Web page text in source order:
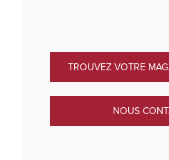
TROUVEZ VOTRE
NOUS